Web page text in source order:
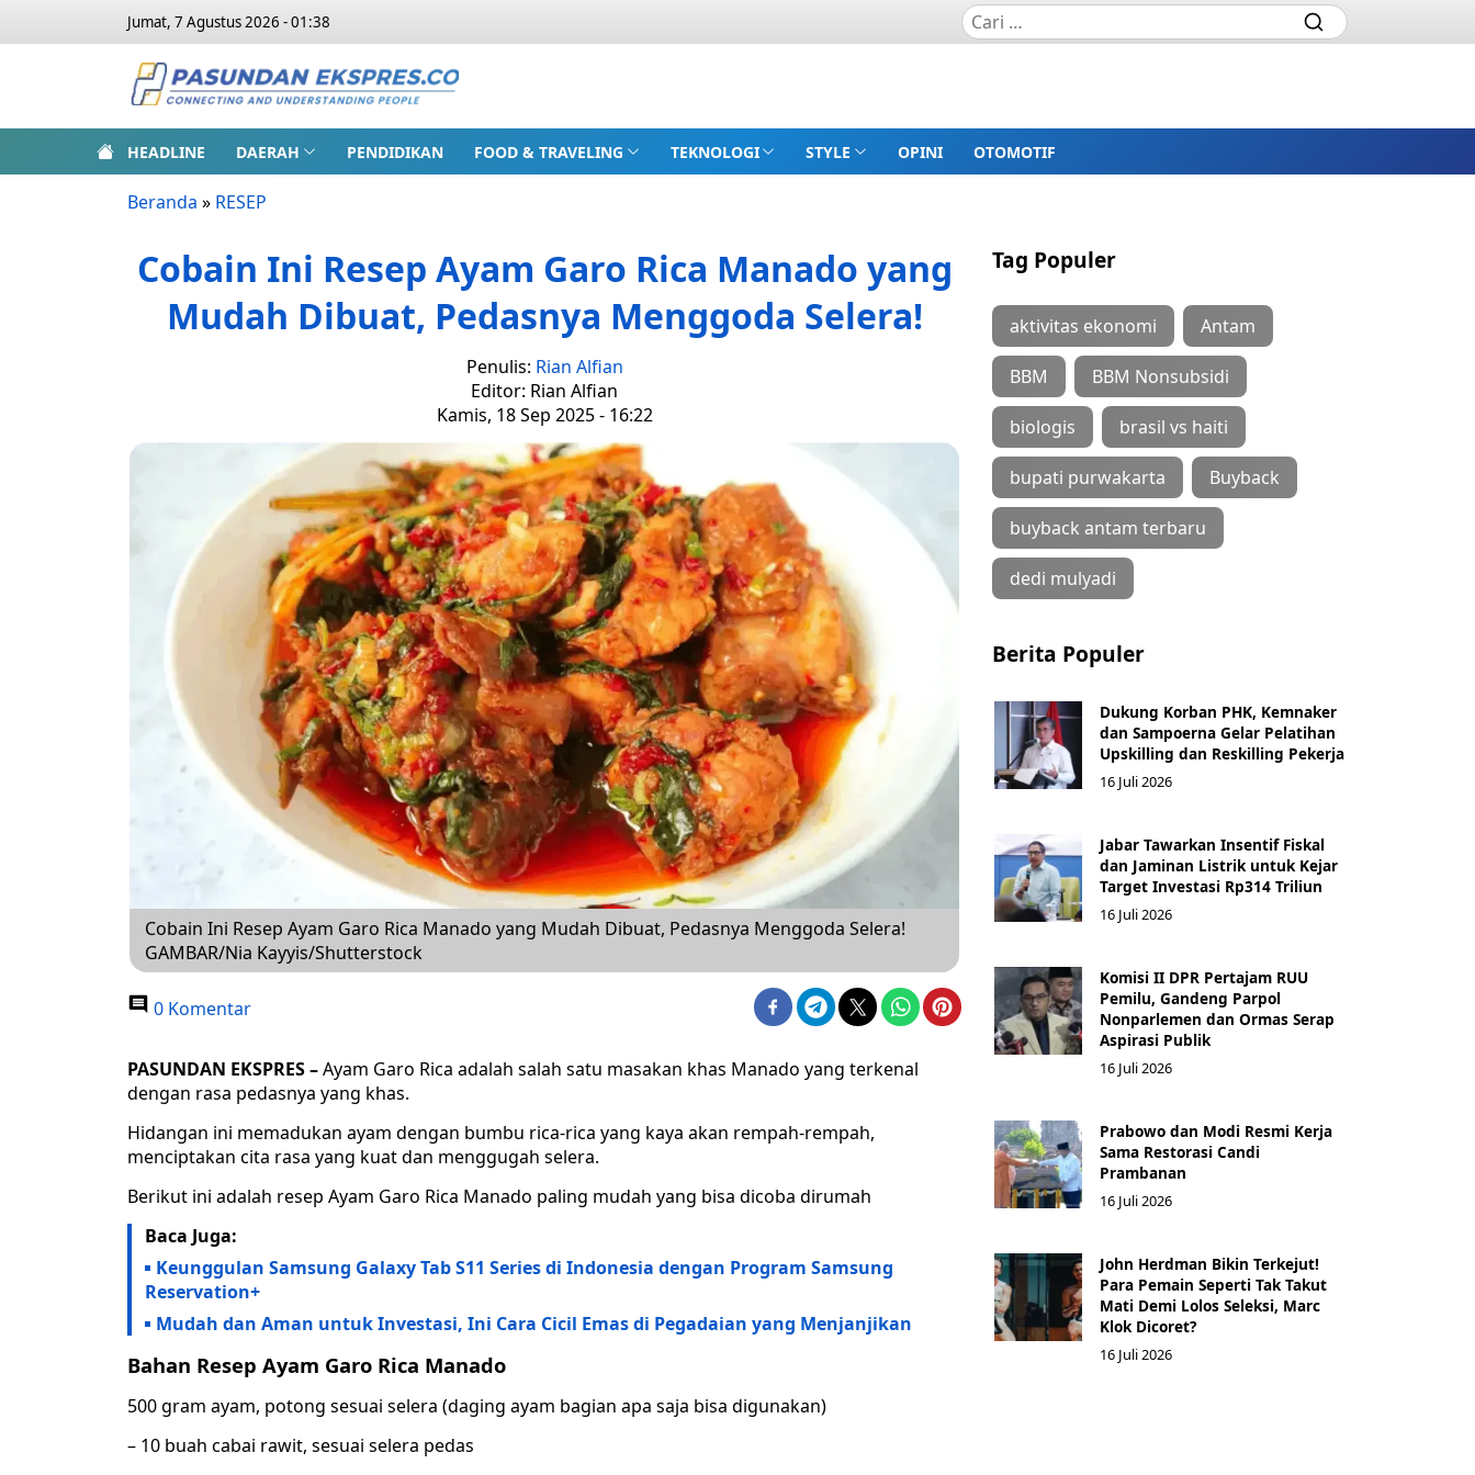
Jumat, 7 Agustus 2026 - 01:38
HEADLINE DAERAH PENDIDIKAN FOOD & TRAVELING TEKNOLOGI STYLE OPINI OTOMOTIF
Beranda » RESEP
Cobain Ini Resep Ayam Garo Rica Manado yang
Mudah Dibuat, Pedasnya Menggoda Selera!
Penulis: Rian Alfian
Editor: Rian Alfian
Kamis, 18 Sep 2025 - 16:22
Cobain Ini Resep Ayam Garo Rica Manado yang Mudah Dibuat, Pedasnya Menggoda Selera!
GAMBAR/Nia Kayyis/Shutterstock
0 Komentar
PASUNDAN EKSPRES –Ayam Garo Rica adalah salah satu masakan khas Manado yang terkenal
dengan rasa pedasnya yang khas.
Hidangan ini memadukan ayam dengan bumbu rica-rica yang kaya akan rempah-rempah,
menciptakan cita rasa yang kuat dan menggugah selera.
Berikut ini adalah resep Ayam Garo Rica Manado paling mudah yang bisa dicoba dirumah
Baca Juga:
Keunggulan Samsung Galaxy Tab S11 Series di Indonesia dengan Program Samsung
Reservation+
Mudah dan Aman untuk Investasi, Ini Cara Cicil Emas di Pegadaian yang Menjanjikan
Bahan Resep Ayam Garo Rica Manado
500 gram ayam, potong sesuai selera (daging ayam bagian apa saja bisa digunakan)
– 10 buah cabai rawit, sesuai selera pedas
Tag Populer
aktivitas ekonomi Antam
BBM BBM Nonsubsidi
biologis brasil vs haiti
bupati purwakarta Buyback
buyback antam terbaru
dedi mulyadi
Berita Populer
Dukung Korban PHK, Kemnaker
dan Sampoerna Gelar Pelatihan
Upskilling dan Reskilling Pekerja
16 Juli 2026
Jabar Tawarkan Insentif Fiskal
dan Jaminan Listrik untuk Kejar
Target Investasi Rp314 Triliun
16 Juli 2026
Komisi II DPR Pertajam RUU
Pemilu, Gandeng Parpol
Nonparlemen dan Ormas Serap
Aspirasi Publik
16 Juli 2026
Prabowo dan Modi Resmi Kerja
Sama Restorasi Candi
Prambanan
16 Juli 2026
John Herdman Bikin Terkejut!
Para Pemain Seperti Tak Takut
Mati Demi Lolos Seleksi, Marc
Klok Dicoret?
16 Juli 2026